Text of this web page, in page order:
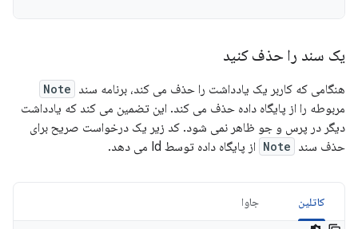
یک سند را حذف کنید
هنگامی که کاربر یک یادداشت را حذف می کند، برنامه سند Note
مربوطه را از پایگاه داده حذف می کند. این تضمین می کند که یادداشت
دیگر در پرس و جو ظاهر نمی شود. کد زیر یک درخواست صریح برای
حذف سند Note از پایگاه داده توسط Id می دهد.
کاتلین جاوا